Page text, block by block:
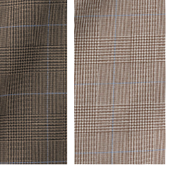
なと思っていましたが、ちょう
。高級感のある生地で、きにな
買ってよかったです。
ンチェックスクラブトップ